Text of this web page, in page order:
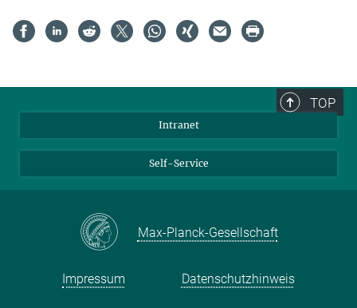
TOP
Intranet
Self-Service
Max-Planck-Gesellschaft
Impressum Datenschutzhinweis